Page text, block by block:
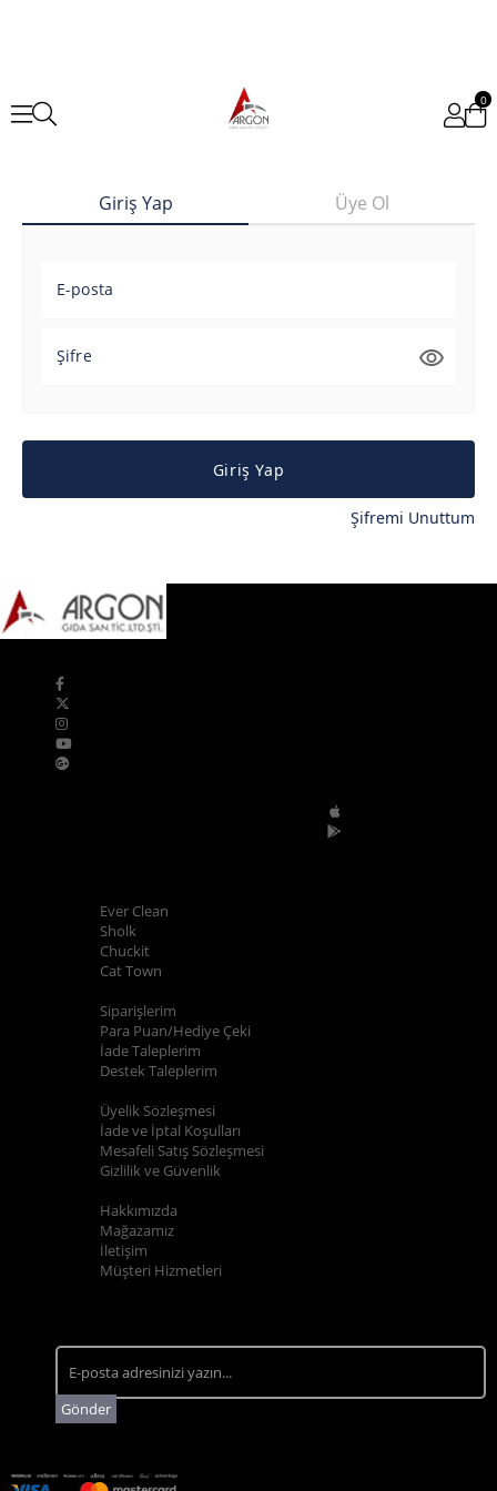
0
Giriş Yap Üye Ol
E-posta
Şifre
Giriş Yap
Şifremi Unuttum
Ever Clean
Sholk
Chuckit
Cat Town
Siparişlerim
Para Puan/Hediye Çeki
İade Taleplerim
Destek Taleplerim
Üyelik Sözleşmesi
İade ve İptal Koşulları
Mesafeli Satış Sözleşmesi
Gizlilik ve Güvenlik
Hakkımızda
Mağazamız
İletişim
Müşteri Hizmetleri
Gönder